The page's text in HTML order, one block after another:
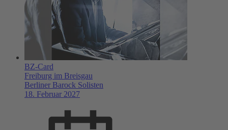
BZ-Card
Freiburg im Breisgau
Berliner Barock Solisten
18. Februar 2027